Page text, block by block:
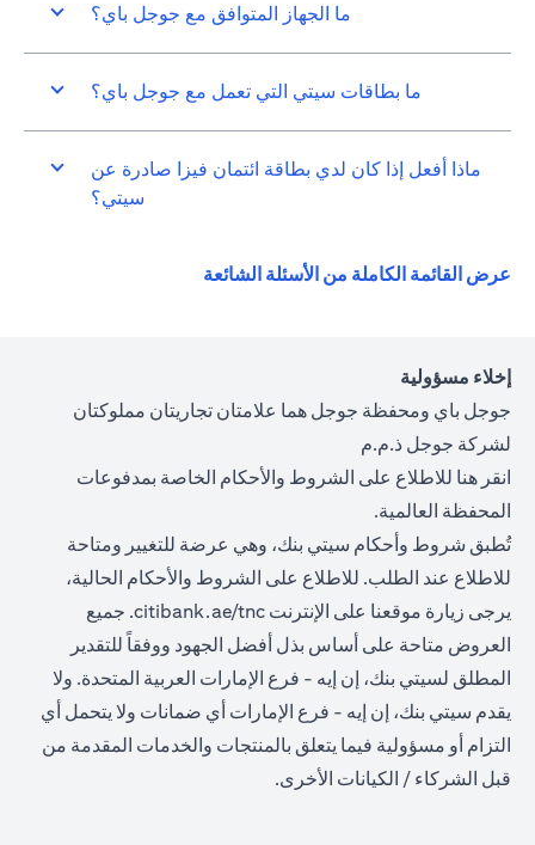
ما الجهاز المتوافق مع جوجل باي؟
ما بطاقات سيتي التي تعمل مع جوجل باي؟
ماذا أفعل إذا كان لدي بطاقة ائتمان فيزا صادرة عن
سيتي؟
عرض القائمة الكاملة من الأسئلة الشائعة
إخلاء مسؤولية
جوجل باي ومحفظة جوجل هما علامتان تجاريتان مملوكتان
لشركة جوجل ذ.م.م
انقر هنا opens in a new tab
للاطلاع على الشروط والأحكام الخاصة بمدفوعات
المحفظة العالمية.
تُطبق شروط وأحكام سيتي بنك، وهي عرضة للتغيير ومتاحة
للاطلاع عند الطلب. للاطلاع على الشروط والأحكام الحالية،
يرجى زيارة موقعنا على الإنترنت citibank.ae/tnc.
in a new tab
جميع
العروض متاحة على أساس بذل أفضل الجهود ووفقاً للتقدير
المطلق لسيتي بنك، إن إيه - فرع الإمارات العربية المتحدة. ولا
يقدم سيتي بنك، إن إيه - فرع الإمارات أي ضمانات ولا يتحمل أي
التزام أو مسؤولية فيما يتعلق بالمنتجات والخدمات المقدمة من
قبل الشركاء / الكيانات الأخرى.